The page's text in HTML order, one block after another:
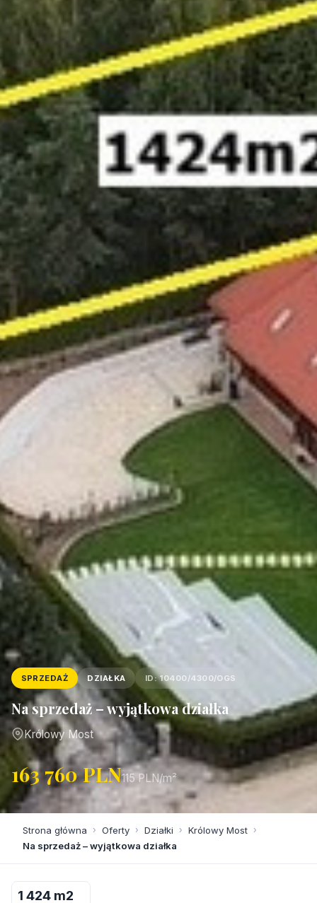
SPRZEDAŻ DZIAŁKA ID: 10400/4300/OGS
Na sprzedaż – wyjątkowa działka
Królowy Most
163 760 PLN115 PLN/m²
Strona główna › Oferty › Działki › Królowy Most ›
Na sprzedaż – wyjątkowa działka
1 424 m2